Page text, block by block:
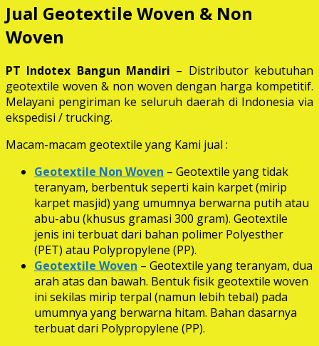
Jual Geotextile Woven & Non
Woven
PT Indotex Bangun Mandiri – Distributor kebutuhan
geotextile woven & non woven dengan harga kompetitif.
Melayani pengiriman ke seluruh daerah di Indonesia via
ekspedisi / trucking.
Macam-macam geotextile yang Kami jual :
Geotextile Non Woven – Geotextile yang tidak
teranyam, berbentuk seperti kain karpet (mirip
karpet masjid) yang umumnya berwarna putih atau
abu-abu (khusus gramasi 300 gram). Geotextile
jenis ini terbuat dari bahan polimer Polyesther
(PET) atau Polypropylene (PP).
Geotextile Woven – Geotextile yang teranyam, dua
arah atas dan bawah. Bentuk fisik geotextile woven
ini sekilas mirip terpal (namun lebih tebal) pada
umumnya yang berwarna hitam. Bahan dasarnya
terbuat dari Polypropylene (PP).